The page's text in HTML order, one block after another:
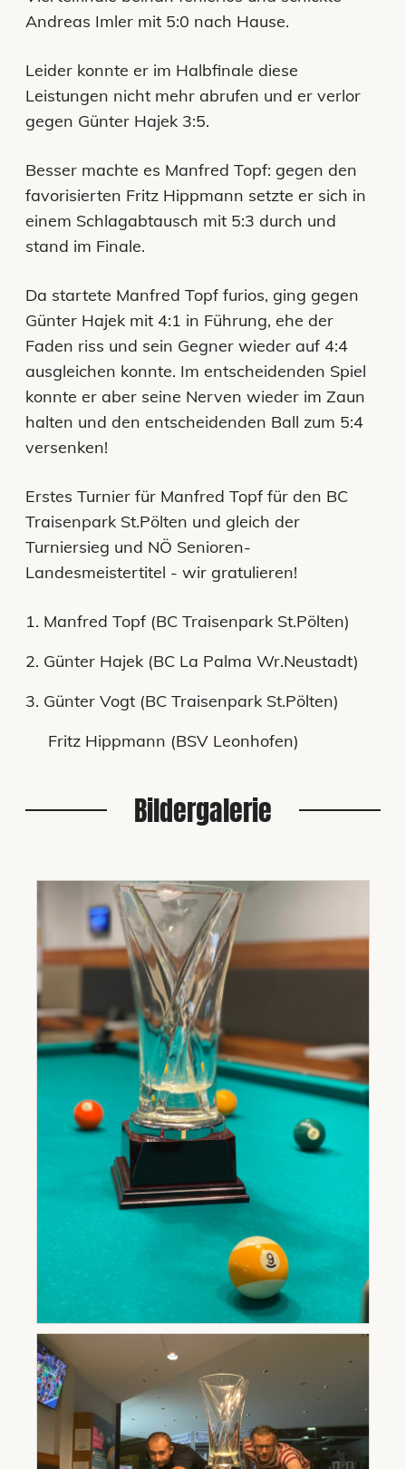
Andreas Imler mit 5:0 nach Hause.
Leider konnte er im Halbfinale diese
Leistungen nicht mehr abrufen und er verlor
gegen Günter Hajek 3:5.
Besser machte es Manfred Topf: gegen den
favorisierten Fritz Hippmann setzte er sich in
einem Schlagabtausch mit 5:3 durch und
stand im Finale.
Da startete Manfred Topf furios, ging gegen
Günter Hajek mit 4:1 in Führung, ehe der
Faden riss und sein Gegner wieder auf 4:4
ausgleichen konnte. Im entscheidenden Spiel
konnte er aber seine Nerven wieder im Zaun
halten und den entscheidenden Ball zum 5:4
versenken!
Erstes Turnier für Manfred Topf für den BC
Traisenpark St.Pölten und gleich der
Turniersieg und NÖ Senioren-
Landesmeistertitel - wir gratulieren!
1. Manfred Topf (BC Traisenpark St.Pölten)
2. Günter Hajek (BC La Palma Wr.Neustadt)
3. Günter Vogt (BC Traisenpark St.Pölten)
Fritz Hippmann (BSV Leonhofen)
Bildergalerie